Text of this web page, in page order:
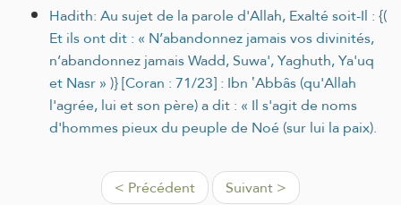
Hadith: Au sujet de la parole d'Allah, Exalté soit-Il : {(
Et ils ont dit : « N’abandonnez jamais vos divinités,
n’abandonnez jamais Wadd, Suwa', Yaghuth, Ya'uq
et Nasr » )} [Coran : 71/23] : Ibn ʽAbbâs (qu'Allah
l'agrée, lui et son père) a dit : « Il s'agit de noms
d'hommes pieux du peuple de Noé (sur lui la paix).
< Précédent Suivant >